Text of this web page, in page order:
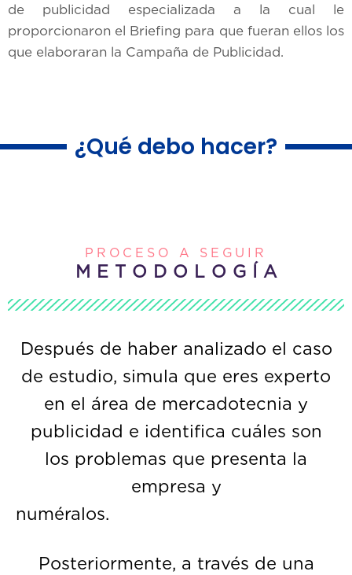
de publicidad especializada a la cual le
proporcionaron el Briefing para que fueran ellos los
que elaboraran la Campaña de Publicidad.
¿Qué debo hacer?
PROCESO A SEGUIR
M E T O D O L O G Í A
Después de haber analizado el caso
de estudio, simula que eres experto
en el área de mercadotecnia y
publicidad e identifica cuáles son
los problemas que presenta la
empresa y
Posteriormente, a través de una